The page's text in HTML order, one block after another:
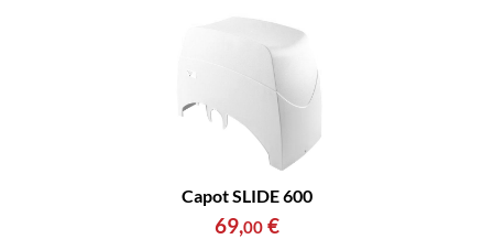
Capot SLIDE 600
69,00 €